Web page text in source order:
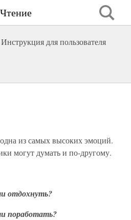
для пользователя
из самых высоких эмоций.
могут думать и по-другому.
отдохнуть?
поработать?